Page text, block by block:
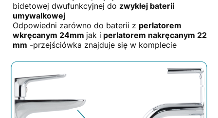
bidetowej dwufunkcyjnej do zwykłej baterii
umywalkowej
Odpowiedni zarówno do baterii z perlatorem
wkręcanym 24mm jak i perlatorem nakręcanym 22
mm -przejściówka znajduje się w komplecie